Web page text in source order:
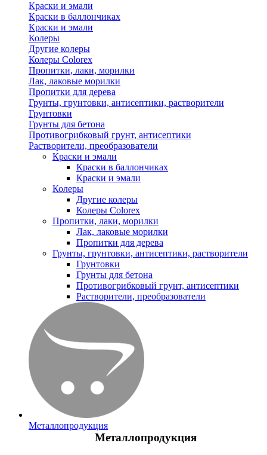
Краски и эмали
Краски в баллончиках
Краски и эмали
Колеры
Другие колеры
Колеры Colorex
Пропитки, лаки, морилки
Лак, лаковые морилки
Пропитки для дерева
Грунты, грунтовки, антисептики, растворители
Грунтовки
Грунты для бетона
Противогрибковый грунт, антисептики
Растворители, преобразователи
Краски и эмали
Краски в баллончиках
Краски и эмали
Колеры
Другие колеры
Колеры Colorex
Пропитки, лаки, морилки
Лак, лаковые морилки
Пропитки для дерева
Грунты, грунтовки, антисептики, растворители
Грунтовки
Грунты для бетона
Противогрибковый грунт, антисептики
Растворители, преобразователи
Металлопродукция
Металлопродукция